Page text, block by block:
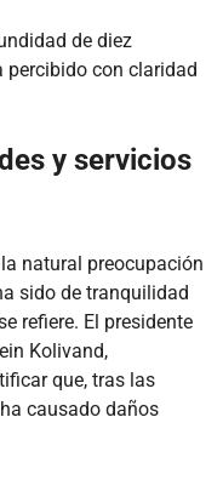
de diez
percibido con claridad
y servicios
natural preocupación
sido de tranquilidad
refiere. El presidente
Kolivand,
que, tras las
causado daños